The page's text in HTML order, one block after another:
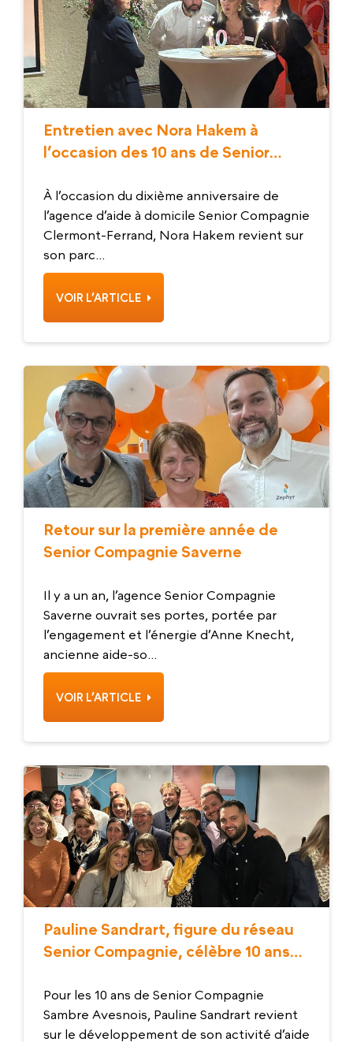
Entretien avec Nora Hakem à
l’occasion des 10 ans de Senior
À l’occasion du dixième anniversaire de
l’agence d’aide à domicile Senior Compagnie
Clermont-Ferrand, Nora Hakem revient sur
son parc...
VOIR L’ARTICLE
Retour sur la première année de
Senior Compagnie Saverne
Il y a un an, l’agence Senior Compagnie
Saverne ouvrait ses portes, portée par
l’engagement et l’énergie d’Anne Knecht,
ancienne aide-so...
VOIR L’ARTICLE
Pauline Sandrart, figure du réseau
Senior Compagnie, célèbre 10 ans
Avesnois
Pour les 10 ans de Senior Compagnie
Sambre Avesnois, Pauline Sandrart revient
sur le développement de son activité d’aide